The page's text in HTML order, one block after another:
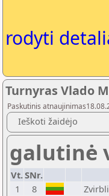
rodyti
Turnyras Vlado
Paskutinis
Ieškoti žaidėjo
galutinė
Vt.SNr.
1
8